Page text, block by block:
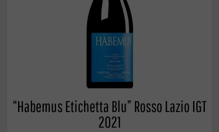
“Habemus Etichetta Blu” Rosso Lazio IGT
2021